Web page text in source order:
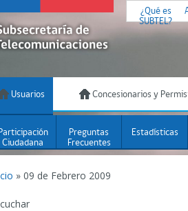
¿Qué es
SUBTEL?
Usuarios Concesionarios y
Ciudadana
Preguntas
Frecuentes
Estadísticas
» 09 de Febrero 2009